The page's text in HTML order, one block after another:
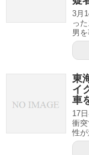
3月
っ
男
東
イ
車
17
衝
性